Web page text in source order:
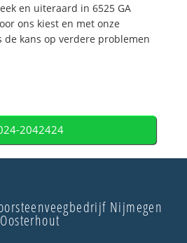
en uiteraard in 6525 GA
ons kiest en met onze
de kans op verdere problemen
2042424
Nijmegen
Oosterhout